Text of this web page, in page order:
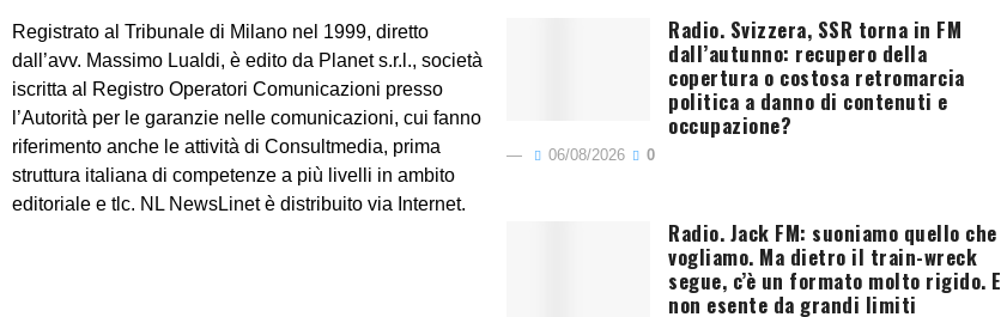
Registrato al Tribunale di Milano nel 1999, diretto
dall’avv. Massimo Lualdi, è edito da Planet s.r.l., società
iscritta al Registro Operatori Comunicazioni presso
l’Autorità per le garanzie nelle comunicazioni, cui fanno
riferimento anche le attività di Consultmedia, prima
struttura italiana di competenze a più livelli in ambito
editoriale e tlc. NL NewsLinet è distribuito via Internet.
Radio. Svizzera, SSR torna in FM
dall’autunno: recupero della
copertura o costosa retromarcia
politica a danno di contenuti e
occupazione?
06/08/2026 0
Radio. Jack FM: suoniamo quello che
vogliamo. Ma dietro il train-wreck
segue, c’è un formato molto rigido. E
non esente da grandi limiti